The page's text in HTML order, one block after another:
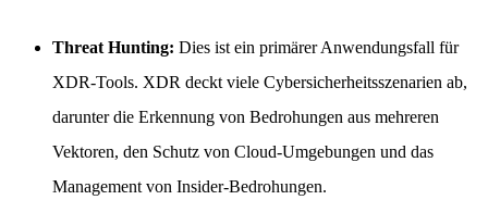
Threat Hunting: Dies ist ein primärer Anwendungsfall für
XDR-Tools. XDR deckt viele Cybersicherheitsszenarien ab,
darunter die Erkennung von Bedrohungen aus mehreren
Vektoren, den Schutz von Cloud-Umgebungen und das
Management von Insider-Bedrohungen.